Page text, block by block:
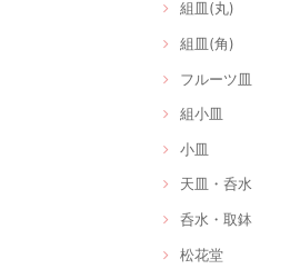
組皿(丸)
組皿(角)
フルーツ皿
組小皿
小皿
天皿・呑水
呑水・取鉢
松花堂